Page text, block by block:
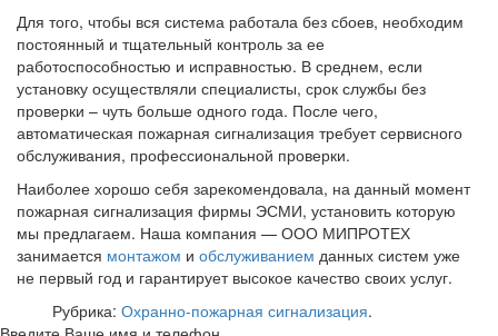
Для того, чтобы вся система работала без сбоев, необходим
постоянный и тщательный контроль за ее
работоспособностью и исправностью. В среднем, если
установку осуществляли специалисты, срок службы без
проверки – чуть больше одного года. После чего,
автоматическая пожарная сигнализация требует сервисного
обслуживания, профессиональной проверки.
Наиболее хорошо себя зарекомендовала, на данный момент
пожарная сигнализация фирмы ЭСМИ, установить которую
мы предлагаем. Наша компания — ООО МИПРОТЕХ
занимается монтажом и обслуживанием данных систем уже
не первый год и гарантирует высокое качество своих услуг.
Рубрика: Охранно-пожарная сигнализация.